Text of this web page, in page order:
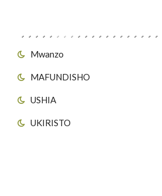
Mwanzo
MAFUNDISHO
USHIA
UKIRISTO